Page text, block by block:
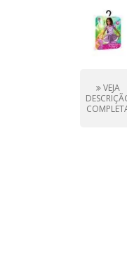
VEJA